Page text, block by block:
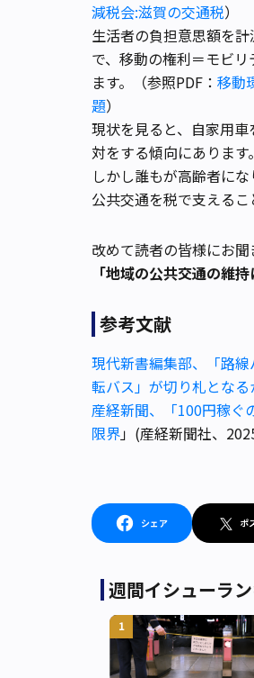
減税会:滋賀の交通税）
生活者の負担意思額を
で、移動の権利＝モビ
ます。（参照PDF： 移動
題）
現状を見ると、自家用
対をする傾向にあります。
しかし誰もが高齢者に
公共交通を税で支えるこ
改めて読者の皆様にお聞
「地域の公共交通の維
参考文献
現代新書編集部、「路
転バス」が切り札となる
産経新聞、「100円稼
限界」(産経新聞社、
シェア ポ
週間イシューラ
1